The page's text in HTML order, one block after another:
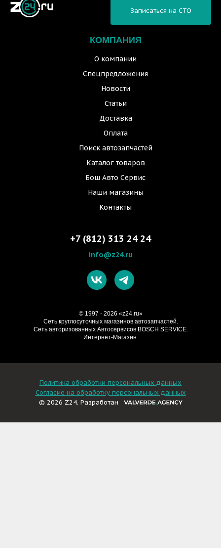
КОМПАНИЯ
О компании
Спецпредложения
Новости
Статьи
Доставка
Оплата
Поиск автозапчастей
Каталог товаров
Бош Авто Сервис
Наши магазины
Контакты
Записаться на СТО
+7 (812) 313 24 24
info@z24.ru
© 1997 - 2026 «z24.ru»
Cеть круглосуточных магазинов автозапчастей.
Сеть авторизованных Автосервисов BOSCH SERVICE.
Интернет-Магазин.
Политика обработки персональных данных
Согласие на обработку персональных данных
© 2026 Z24. Разработан